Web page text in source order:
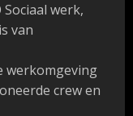
werk,
van
werkomgeving
crew en